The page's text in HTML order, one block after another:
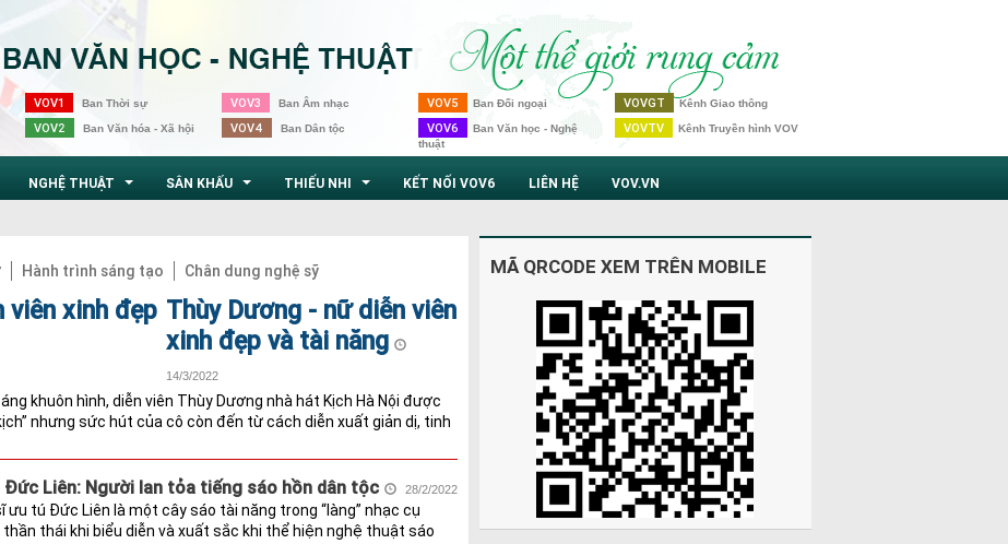
VOV1 Ban Thời sự
VOV2 Ban Văn hóa - Xã hội
VOV3 Ban Âm nhạc
VOV4 Ban Dân tộc
VOV5 Ban Đối ngoại
VOV6 Ban Văn học - Nghệ
thuật
VOVGT Kênh Giao thông
VOVTV Kênh Truyền hình VOV
NGHỆ THUẬT SÂN KHẤU THIẾU NHI KẾT NỐI VOV6 LIÊN HỆ VOV.VN
Hành trình sáng tạo Chân dung nghệ sỹ
Thùy Dương - nữ diễn viên
xinh đẹp và tài năng
14/3/2022
khuôn hình, diễn viên Thùy Dương nhà hát Kịch Hà Nội được
nhưng sức hút của cô còn đến từ cách diễn xuất giản dị, tinh
Đức Liên: Người lan tỏa tiếng sáo hồn dân tộc 28/2/2022
ưu tú Đức Liên là một cây sáo tài năng trong “làng” nhạc cụ
thái khi biểu diễn và xuất sắc khi thể hiện nghệ thuật sáo
MÃ QRCODE XEM TRÊN MOBILE